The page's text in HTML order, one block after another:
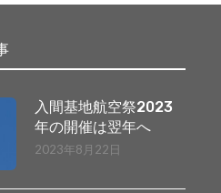
入間基地航空祭2023
年の開催は翌年へ
2023年8月22日